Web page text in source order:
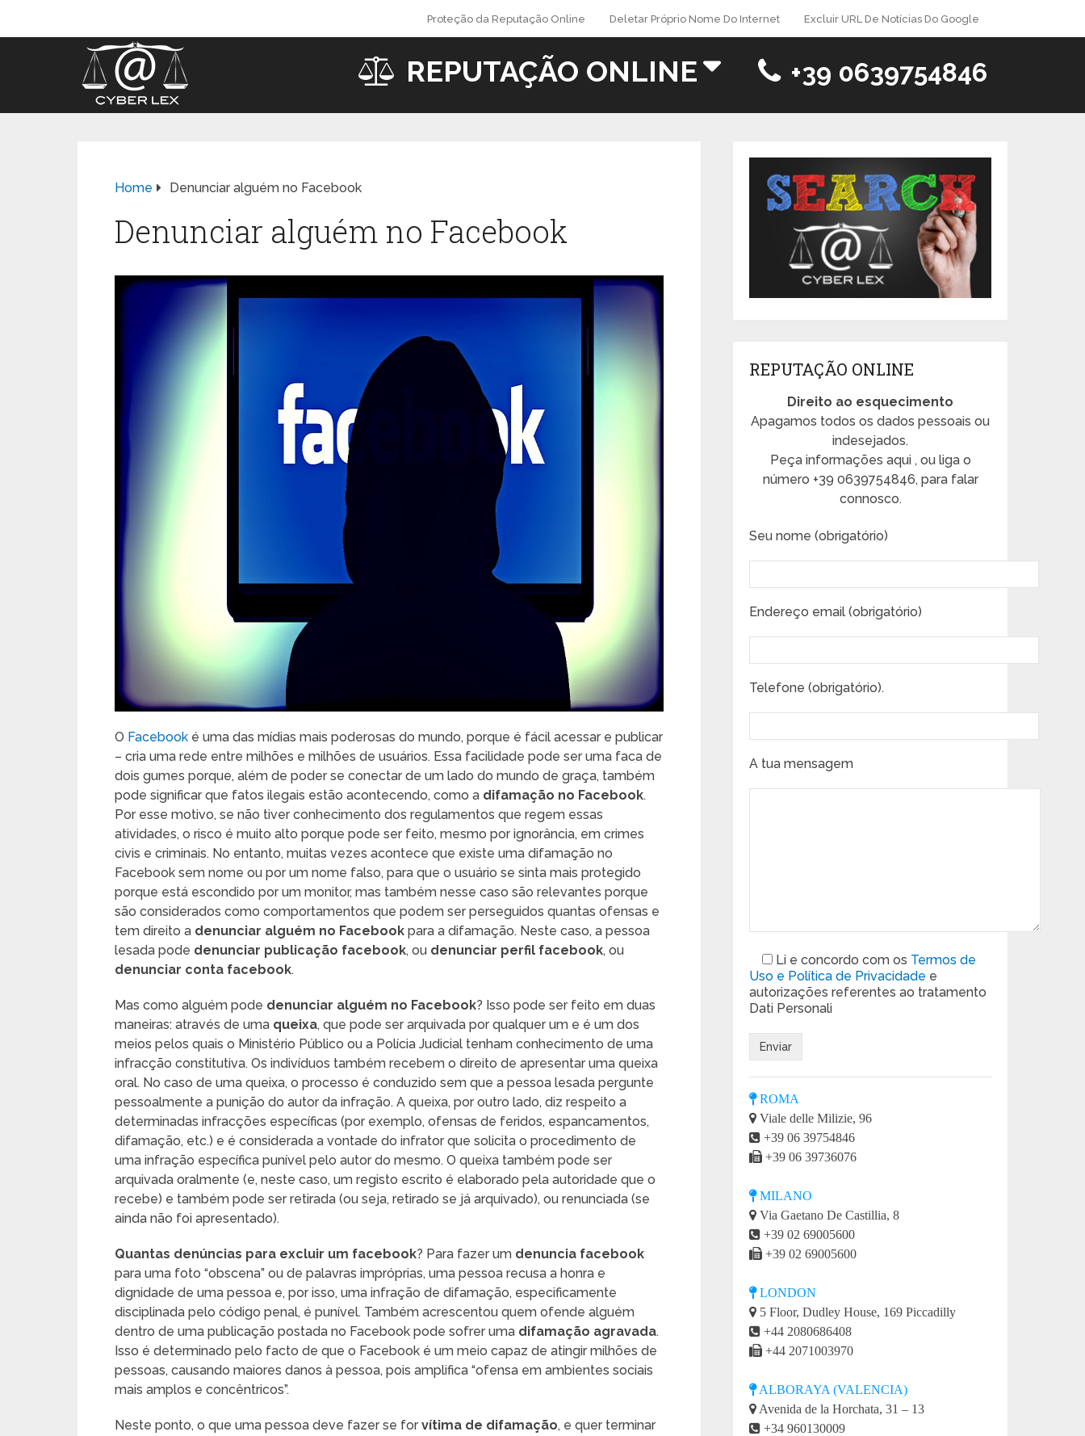
Proteção da Reputação Online Deletar Próprio Nome Do Internet Excluir URL De Notícias Do Google
REPUTAÇÃO ONLINE +39 0639754846
Home Denunciar alguém no Facebook
Denunciar alguém no Facebook
O Facebook é uma das mídias mais poderosas do mundo, porque é fácil acessar e publicar
– cria uma rede entre milhões e milhões de usuários. Essa facilidade pode ser uma faca de
dois gumes porque, além de poder se conectar de um lado do mundo de graça, também
pode significar que fatos ilegais estão acontecendo, como a difamação no Facebook.
Por esse motivo, se não tiver conhecimento dos regulamentos que regem essas
atividades, o risco é muito alto porque pode ser feito, mesmo por ignorância, em crimes
civis e criminais. No entanto, muitas vezes acontece que existe uma difamação no
Facebook sem nome ou por um nome falso, para que o usuário se sinta mais protegido
porque está escondido por um monitor, mas também nesse caso são relevantes porque
são considerados como comportamentos que podem ser perseguidos quantas ofensas e
tem direito a denunciar alguém no Facebook para a difamação. Neste caso, a pessoa
lesada pode denunciar publicação facebook, ou denunciar perfil facebook, ou
denunciar conta facebook.
Mas como alguém pode denunciar alguém no Facebook? Isso pode ser feito em duas
maneiras: através de uma queixa, que pode ser arquivada por qualquer um e é um dos
meios pelos quais o Ministério Público ou a Polícia Judicial tenham conhecimento de uma
infracção constitutiva. Os indivíduos também recebem o direito de apresentar uma queixa
oral. No caso de uma queixa, o processo é conduzido sem que a pessoa lesada pergunte
pessoalmente a punição do autor da infração. A queixa, por outro lado, diz respeito a
determinadas infracções específicas (por exemplo, ofensas de feridos, espancamentos,
difamação, etc.) e é considerada a vontade do infrator que solicita o procedimento de
uma infração específica punível pelo autor do mesmo. O queixa também pode ser
arquivada oralmente (e, neste caso, um registo escrito é elaborado pela autoridade que o
recebe) e também pode ser retirada (ou seja, retirado se já arquivado), ou renunciada (se
ainda não foi apresentado).
Quantas denúncias para excluir um facebook? Para fazer um denuncia facebook
para uma foto “obscena” ou de palavras impróprias, uma pessoa recusa a honra e
dignidade de uma pessoa e, por isso, uma infração de difamação, especificamente
disciplinada pelo código penal, é punível. Também acrescentou quem ofende alguém
dentro de uma publicação postada no Facebook pode sofrer uma difamação agravada.
Isso é determinado pelo facto de que o Facebook é um meio capaz de atingir milhões de
pessoas, causando maiores danos à pessoa, pois amplifica “ofensa em ambientes sociais
mais amplos e concêntricos”.
Neste ponto, o que uma pessoa deve fazer se for vítima de difamação, e quer terminar
REPUTAÇÃO ONLINE
Direito ao esquecimento
Apagamos todos os dados pessoais ou
indesejados.
Peça informações aqui , ou liga o
número +39 0639754846, para falar
connosco.
Seu nome (obrigatório)
Endereço email (obrigatório)
Telefone (obrigatório).
A tua mensagem
Li e concordo com os Termos de
Uso e Política de Privacidade e
autorizações referentes ao tratamento
Dati Personali
ROMA
Viale delle Milizie, 96
+39 06 39754846
+39 06 39736076
MILANO
Via Gaetano De Castillia, 8
+39 02 69005600
+39 02 69005600
LONDON
5 Floor, Dudley House, 169 Piccadilly
+44 2080686408
+44 2071003970
ALBORAYA (VALENCIA)
Avenida de la Horchata, 31 – 13
+34 960130009